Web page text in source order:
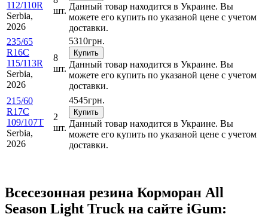
112/110R
Serbia,
2026
шт. Данный товар находится в Украине. Вы
можете его купить по указаной цене с учетом
доставки.
235/65
R16C
115/113R
Serbia,
2026
8
шт.
5310грн.
Купить
Данный товар находится в Украине. Вы
можете его купить по указаной цене с учетом
доставки.
215/60
R17C
109/107T
Serbia,
2026
2
шт.
4545грн.
Купить
Данный товар находится в Украине. Вы
можете его купить по указаной цене с учетом
доставки.
Всесезонная резина Корморан All
Season Light Truck на сайте iGum: